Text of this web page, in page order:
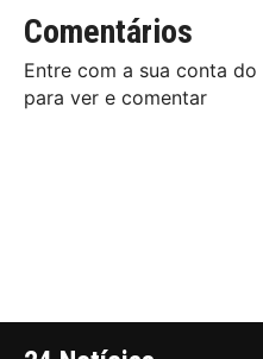
Comentários
Entre com a sua conta do
para ver e comentar